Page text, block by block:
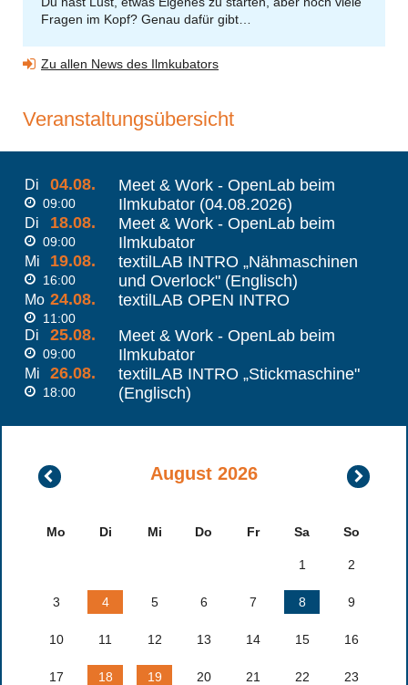
Fragen im Kopf? Genau dafür gibt…
Zu allen News des Ilmkubators
Veranstaltungsübersicht
Di 04.08.
09:00
Meet & Work - OpenLab beim
Ilmkubator (04.08.2026)
Di 18.08.
09:00
Meet & Work - OpenLab beim
Ilmkubator
Mi 19.08.
16:00
textilLAB INTRO „Nähmaschinen
und Overlock" (Englisch)
Mo 24.08.
11:00
textilLAB OPEN INTRO
Di 25.08.
09:00
Meet & Work - OpenLab beim
Ilmkubator
Mi 26.08.
18:00
textilLAB INTRO „Stickmaschine"
(Englisch)
Juli
2026
August 2026
2026
Mo Di Mi Do Fr Sa So
1 2
3 4 5 6 7 8 9
10 11 12 13 14 15 16
17 18 19 20 21 22 23